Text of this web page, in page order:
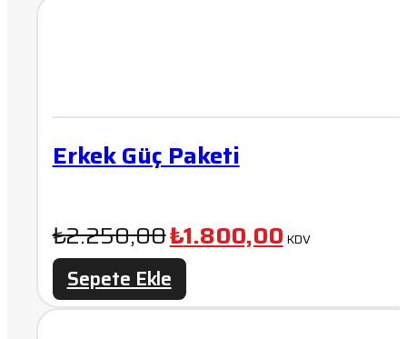
Erkek Güç Paketi
₺2.250,00Orijinal
fiyat:
₺2.250,00.
₺1.800,00Şu
KDV
Sepete Ekle